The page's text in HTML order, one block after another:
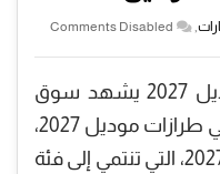
Comments Disabled
مميزات ام جى ار اكس 9 موديل 2027 يشهد سوق
السيارات المصري تنوعًا كبيرًا في طرازات موديل 2027،
ومن بينها إم جي RX9 موديل 2027، التي تنتمي إلى فئة